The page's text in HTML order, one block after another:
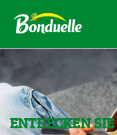
ENTDECKEN